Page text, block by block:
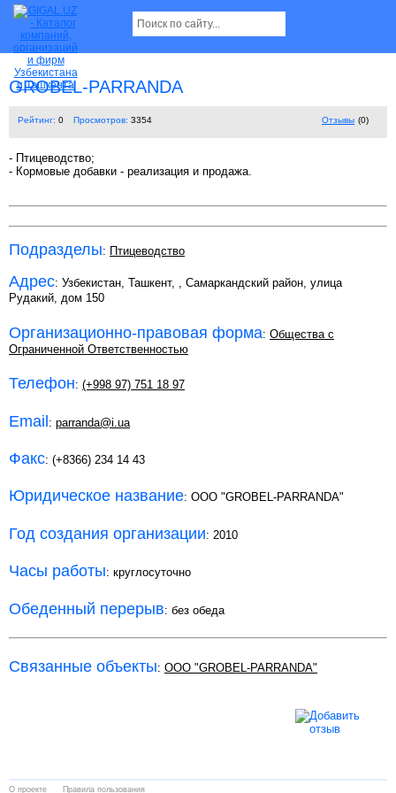
GROBEL-PARRANDA
Рейтинг: 0 Просмотров: 3354 Отзывы (0)
- Птицеводство;
- Кормовые добавки - реализация и продажа.
Подразделы: Птицеводство
Адрес: Узбекистан, Ташкент, , Самаркандский район, улица
Рудакий, дом 150
Организационно-правовая форма: Общества с
Ограниченной Ответственностью
Телефон: (+998 97) 751 18 97
Email: parranda@i.ua
Факс: (+8366) 234 14 43
Юридическое название: ООО "GROBEL-PARRANDA"
Год создания организации: 2010
Часы работы: круглосуточно
Обеденный перерыв: без обеда
Связанные объекты: ООО "GROBEL-PARRANDA"
О проекте Правила пользования